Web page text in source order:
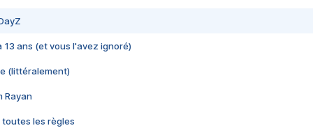
13 ans (et vous l'avez ignoré)
(littéralement)
Rayan
toutes les règles